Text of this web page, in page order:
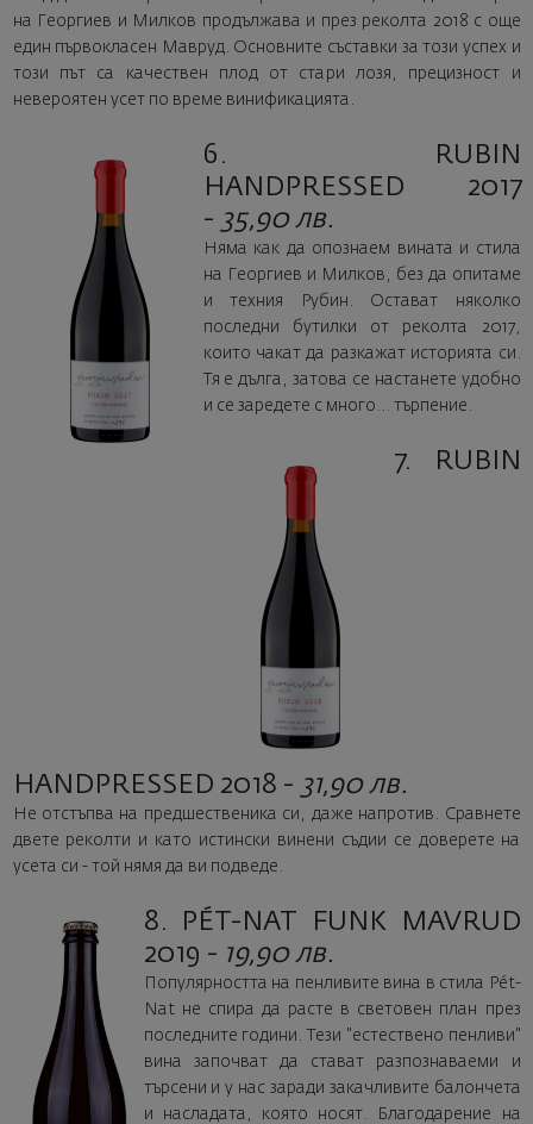
на Георгиев и Милков продължава и през реколта 2018 с още
един първокласен Мавруд. Основните съставки за този успех и
този път са качествен плод от стари лозя, прецизност и
невероятен усет по време винификацията.
6. RUBIN
HANDPRESSED 2017
- 35,90 лв.
Няма как да опознаем вината и стила
на Георгиев и Милков, без да опитаме
и техния Рубин. Остават няколко
последни бутилки от реколта 2017,
които чакат да разкажат историята си.
Тя е дълга, затова се настанете удобно
и се заредете с много... търпение.
7. RUBIN
HANDPRESSED 2018 - 31,90 лв.
Не отстъпва на предшественика си, даже напротив. Сравнете
двете реколти и като истински винени съдии се доверете на
усета си - той нямя да ви подведе.
8. PÉT-NAT FUNK MAVRUD
2019 - 19,90 лв.
Популярността на пенливите вина в стила Pét-
Nat не спира да расте в световен план през
последните години. Tези "естествено пенливи"
вина започват да стават разпознаваеми и
търсени и у нас заради закачливите балончета
и насладата, която носят. Благодарение на